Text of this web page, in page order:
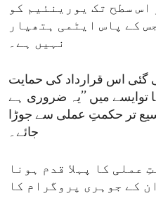
اس سطح تک یورینئیم کو
کے پاس ایٹمی ہتھیار
نہیں ہے۔
گئی اس قرارداد کی حمایت
توایسے میں ’’یہ ضروری ہے
تر حکمتِ عملی سے جوڑا
جائے۔
عملی کا پہلا قدم ہونا
کے جوہری پروگرام کا